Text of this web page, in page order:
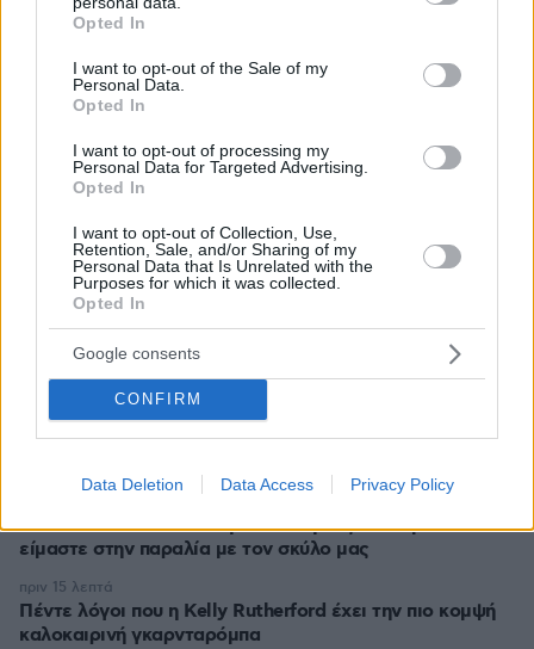
grant or deny consent to Google and its third-party tags to
use your data for below specified purposes in below Google
consent section.
Opted In
I want to opt-out of the Sale of my
Personal Data.
Opted In
I want to opt-out of processing my
Personal Data for Targeted Advertising.
Opted In
I want to opt-out of Collection, Use,
Retention, Sale, and/or Sharing of my
Personal Data that Is Unrelated with the
Purposes for which it was collected.
Opted In
Google consents
CONFIRM
Data Deletion Data Access Privacy Policy
Δένδιας: Η Τουρκία διατυπώνει με αυξανόμενο εύρος τις
διεκδικήσεις της - Η Ευρώπη οφείλει να έχει αμυντικό
βραχίονα
02.12.2024, 16:32
ΡΟΗ ΕΙΔΗΣΕΩΝ
Ειδήσεις Δημοφιλή
Ένοπλοι αυτονομιστές απειλούν τουρίστες και
αγοραστές κατοικιών στην Κορσική: «Μείνετε στα
σπίτια σας», δείτε βίντεο
πριν 9 λεπτά
Μόργκαν Φρίμαν: Αν σε πληρώσουν καλά για μία
παραγωγή, τότε παραβλέπεις κάποιες από τις αδυναμίες
Δείτε ποια είναι τα λάθη που συνήθως κάνουμε όταν
είμαστε στην παραλία με τον σκύλο μας
Πέντε λόγοι που η Kelly Rutherford έχει την πιο κομψή
καλοκαιρινή γκαρνταρόμπα
πριν 15 λεπτά